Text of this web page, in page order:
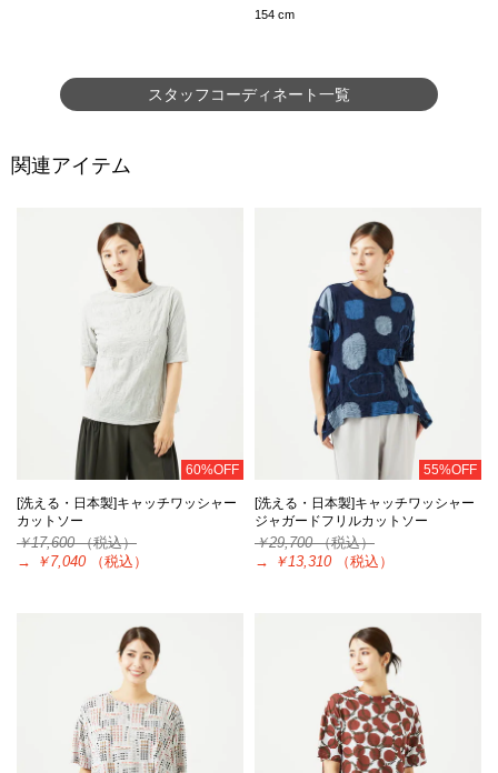
154 cm
スタッフコーディネート一覧
関連アイテム
60%OFF
[洗える・日本製]キャッチワッシャー
カットソー
￥17,600（税込）
→
￥7,040 （税込）
55%OFF
[洗える・日本製]キャッチワッシャー
ジャガードフリルカットソー
￥29,700（税込）
→
￥13,310 （税込）